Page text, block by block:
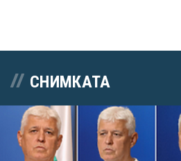
СНИМКАТА